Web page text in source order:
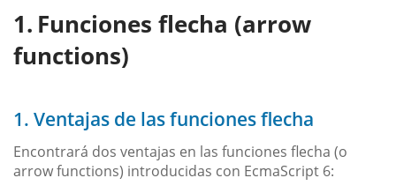
Funciones flecha (arrow
functions)
1. Ventajas de las funciones flecha
Encontrará dos ventajas en las funciones flecha (o
arrow functions) introducidas con EcmaScript 6: